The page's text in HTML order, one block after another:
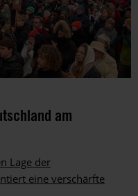
am
Lage der
eine verschärfte